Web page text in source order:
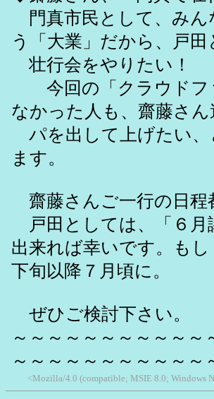
門真市民として、みん
う「大業」だから、戸
壮行会をやりたい！
今回の「クラウドフ
なかった人も、齋藤さ
パを出して上げたい、
ます。
齋藤さんご一行の日程
戸田としては、「６月
出来れば幸いです。もし
下旬以降７月頃に。
ぜひご検討下さい。
～～～～～～～～～～
～～～～～～～～～～～
<Mozilla/4.0 (compatible; MSIE 8.0; Windows